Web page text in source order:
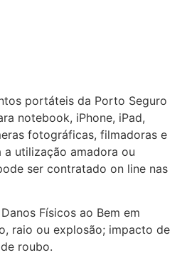
portáteis da Porto Seguro
notebook, iPhone, iPad,
fotográficas, filmadoras e
a utilização amadora ou
ser contratado on line nas
Físicos ao Bem em
raio ou explosão; impacto de
roubo.